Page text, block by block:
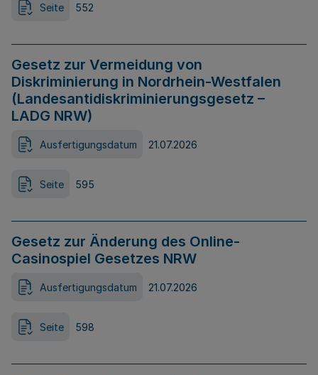
Seite 552
Gesetz zur Vermeidung von
Diskriminierung in Nordrhein-Westfalen
(Landesantidiskriminierungsgesetz –
LADG NRW)
Ausfertigungsdatum 21.07.2026
Seite 595
Gesetz zur Änderung des Online-
Casinospiel Gesetzes NRW
Ausfertigungsdatum 21.07.2026
Seite 598